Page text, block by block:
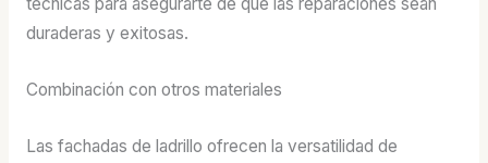
duraderas y exitosas.
Combinación con otros materiales
Las fachadas de ladrillo ofrecen la versatilidad de